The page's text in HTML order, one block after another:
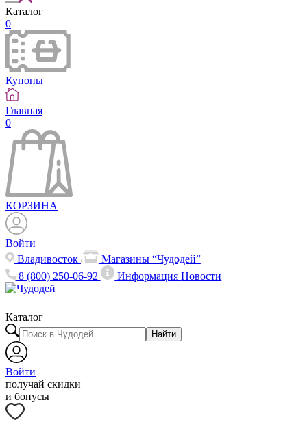
Каталог
0
Купоны
Главная
0
КОРЗИНА
Войти
Владивосток
Магазины “Чудодей”
8 (800) 250-06-92
ИнформацияНовости
Каталог
Найти
Войти
получай скидки
и бонусы